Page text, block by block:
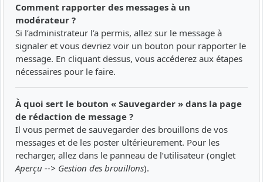
Comment rapporter des messages à un
modérateur ?
Si l’administrateur l’a permis, allez sur le message à
signaler et vous devriez voir un bouton pour rapporter le
message. En cliquant dessus, vous accéderez aux étapes
nécessaires pour le faire.
À quoi sert le bouton « Sauvegarder » dans la page
de rédaction de message ?
Il vous permet de sauvegarder des brouillons de vos
messages et de les poster ultérieurement. Pour les
recharger, allez dans le panneau de l’utilisateur (onglet
Aperçu --> Gestion des brouillons).